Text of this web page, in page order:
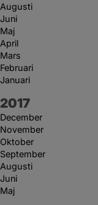
Augusti
Juni
Maj
April
Mars
Februari
Januari
År:
2017
December
November
Oktober
September
Augusti
Juni
Maj